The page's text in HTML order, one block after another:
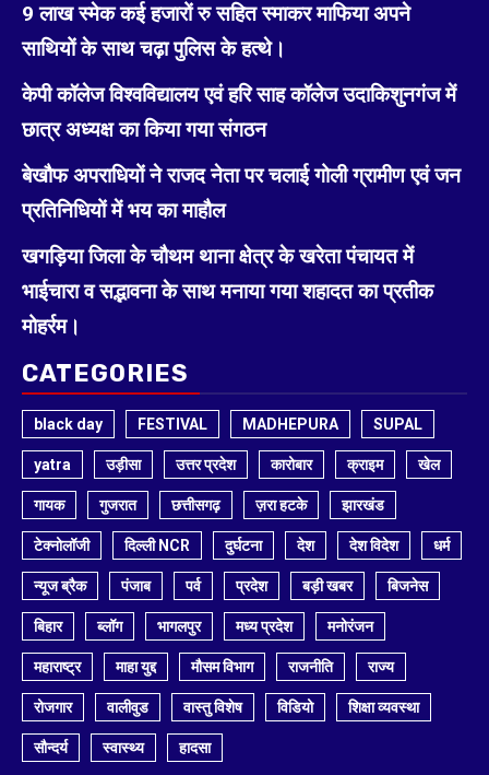
9 लाख स्मेक कई हजारों रु सहित स्माकर माफिया अपने
साथियों के साथ चढ़ा पुलिस के हत्थे।
केपी कॉलेज विश्वविद्यालय एवं हरि साह कॉलेज उदाकिशुनगंज में
छात्र अध्यक्ष का किया गया संगठन
बेखौफ अपराधियों ने राजद नेता पर चलाई गोली ग्रामीण एवं जन
प्रतिनिधियों में भय का माहौल
खगड़िया जिला के चौथम थाना क्षेत्र के खरेता पंचायत में
भाईचारा व सद्भावना के साथ मनाया गया शहादत का प्रतीक
मोहर्रम।
CATEGORIES
black day FESTIVAL MADHEPURA SUPAL
yatra उड़ीसा उत्तर प्रदेश कारोबार क्राइम खेल
गायक गुजरात छत्तीसगढ़ ज़रा हटके झारखंड
टेक्नोलॉजी दिल्ली NCR दुर्घटना देश देश विदेश धर्म
न्यूज ब्रैक पंजाब पर्व प्रदेश बड़ी खबर बिजनेस
बिहार ब्लॉग भागलपुर मध्य प्रदेश मनोरंजन
महाराष्ट्र माहा युद्द मौसम विभाग राजनीति राज्य
रोजगार वालीवुड वास्तु विशेष विडियो शिक्षा व्यवस्था
सौन्दर्य स्वास्थ्य हादसा